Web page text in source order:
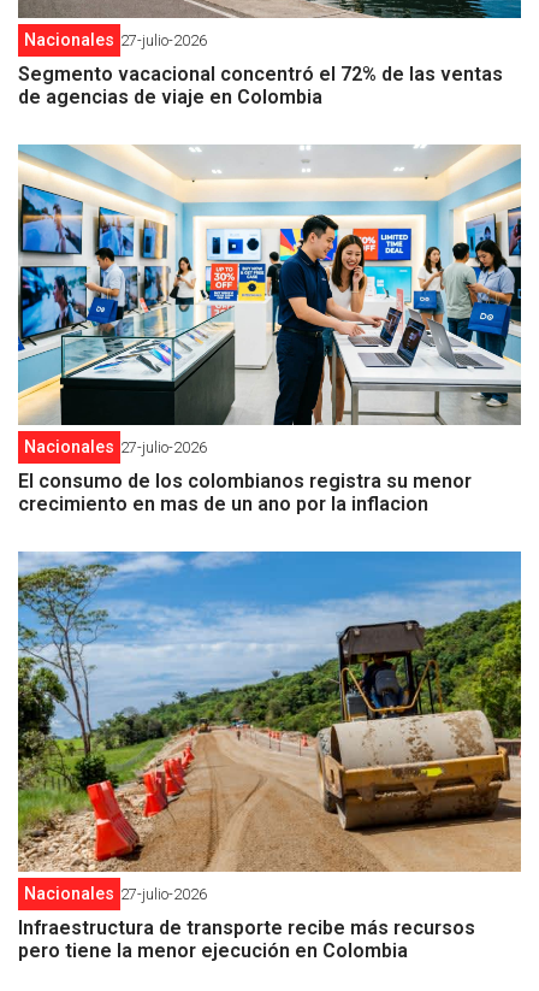
Nacionales 27-julio-2026
Segmento vacacional concentró el 72% de las ventas
de agencias de viaje en Colombia
Nacionales 27-julio-2026
El consumo de los colombianos registra su menor
crecimiento en mas de un ano por la inflacion
Nacionales 27-julio-2026
Infraestructura de transporte recibe más recursos
pero tiene la menor ejecución en Colombia